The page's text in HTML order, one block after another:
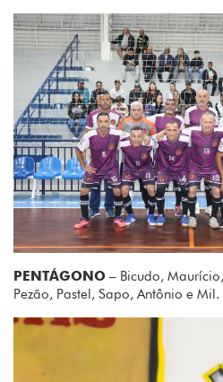
PENTÁGONO – Bicudo,
Pezão, Pastel, Sapo, Antônio e Mil.